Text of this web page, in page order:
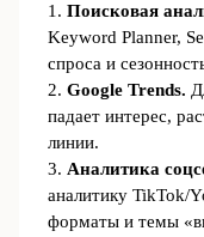
1. Поисковая
Keyword Planner,
спроса и
2. Google Trends.
падает интерес,
линии.
3. Аналитика
аналитику TikTok/
форматы и темы